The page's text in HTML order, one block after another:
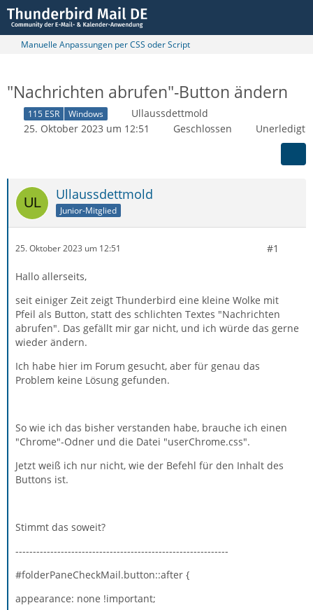
Manuelle Anpassungen per CSS oder Script
"Nachrichten abrufen"-Button ändern
115 ESR Windows
Ullaussdettmold
25. Oktober 2023 um 12:51
Geschlossen Unerledigt
Ullaussdettmold
Junior-Mitglied
25. Oktober 2023 um 12:51 #1
Hallo allerseits,
seit einiger Zeit zeigt Thunderbird eine kleine Wolke mit
Pfeil als Button, statt des schlichten Textes "Nachrichten
abrufen". Das gefällt mir gar nicht, und ich würde das gerne
wieder ändern.
Ich habe hier im Forum gesucht, aber für genau das
Problem keine Lösung gefunden.
So wie ich das bisher verstanden habe, brauche ich einen
"Chrome"-Odner und die Datei "userChrome.css".
Jetzt weiß ich nur nicht, wie der Befehl für den Inhalt des
Buttons ist.
Stimmt das soweit?
-------------------------------------------------------------
#folderPaneCheckMail.button::after {
appearance: none !important;